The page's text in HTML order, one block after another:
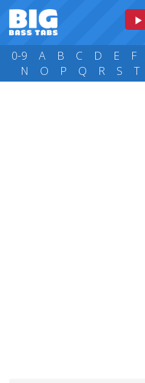
0-9 A B C D E F
N
O P Q R S T